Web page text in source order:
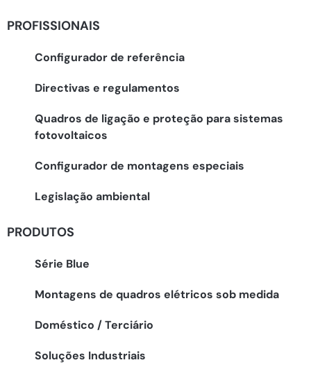
PROFISSIONAIS
Configurador de referência
Directivas e regulamentos
Quadros de ligação e proteção para sistemas
fotovoltaicos
Configurador de montagens especiais
Legislação ambiental
PRODUTOS
Série Blue
Montagens de quadros elétricos sob medida
Doméstico / Terciário
Soluções Industriais